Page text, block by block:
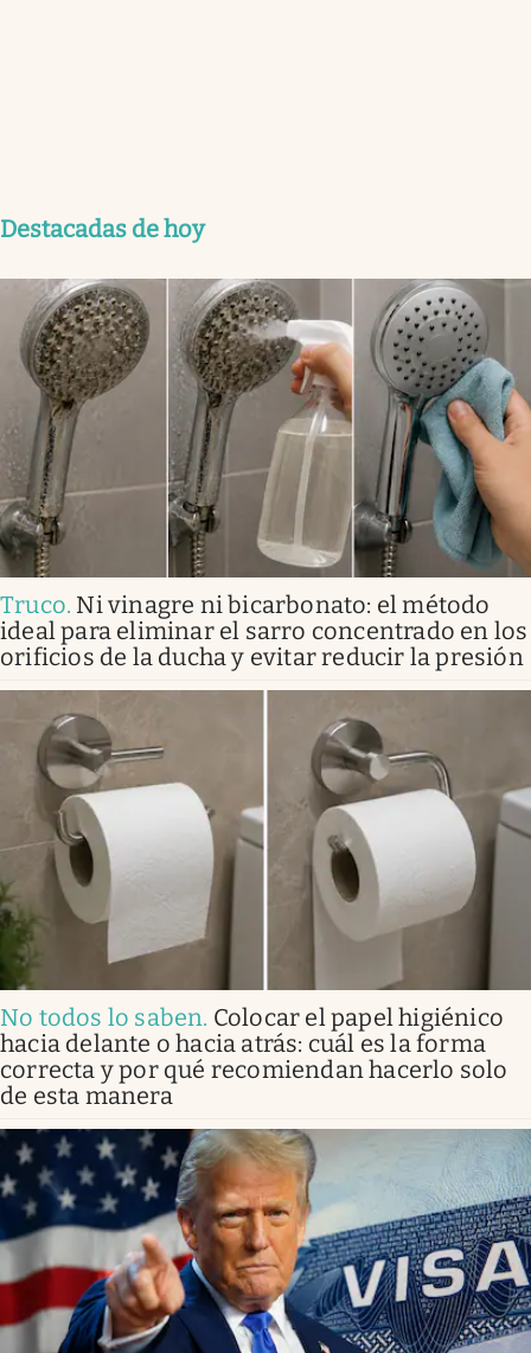
Destacadas de hoy
Truco. Ni vinagre ni bicarbonato: el método
ideal para eliminar el sarro concentrado en los
orificios de la ducha y evitar reducir la presión
No todos lo saben. Colocar el papel higiénico
hacia delante o hacia atrás: cuál es la forma
correcta y por qué recomiendan hacerlo solo
de esta manera